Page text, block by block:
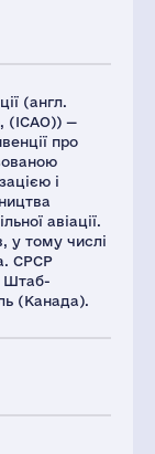
(англ.
(ICAO)) —
про
і
авіації.
у тому числі
СРСР
Штаб-
(Канада).